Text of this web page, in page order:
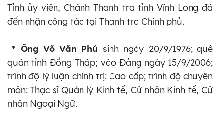
Tỉnh ủy viên, Chánh Thanh tra tỉnh Vĩnh Long đã
đến nhận công tác tại Thanh tra Chính phủ.
* Ông Võ Văn Phú sinh ngày 20/9/1976; quê
quán tỉnh Đồng Tháp; vào Đảng ngày 15/9/2006;
trình độ lý luận chính trị: Cao cấp; trình độ chuyên
môn: Thạc sĩ Quản lý Kinh tế, Cử nhân Kinh tế, Cử
nhân Ngoại Ngữ.